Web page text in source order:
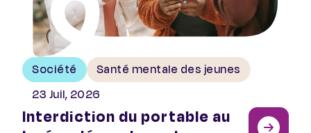
Société
Santé mentale des jeunes
23 Juil, 2026
Interdiction du portable au